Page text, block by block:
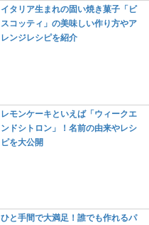
イタリア生まれの固い焼き菓子「ビ
スコッティ」の美味しい作り方やア
レンジレシピを紹介
レモンケーキといえば「ウィークエ
ンドシトロン」！名前の由来やレシ
ピを大公開
ひと手間で大満足！誰でも作れるパ